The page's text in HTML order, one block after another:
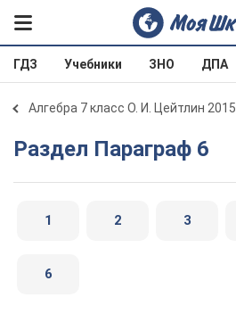
ГДЗ Учебники ЗНО ДПА
Алгебра 7 класс О. И. Цейтлин 2015
Раздел Параграф 6
1 2 3
6